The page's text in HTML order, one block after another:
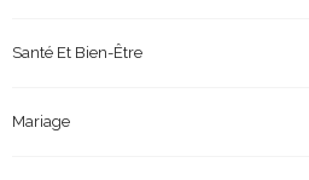
Santé Et Bien-Être
Mariage